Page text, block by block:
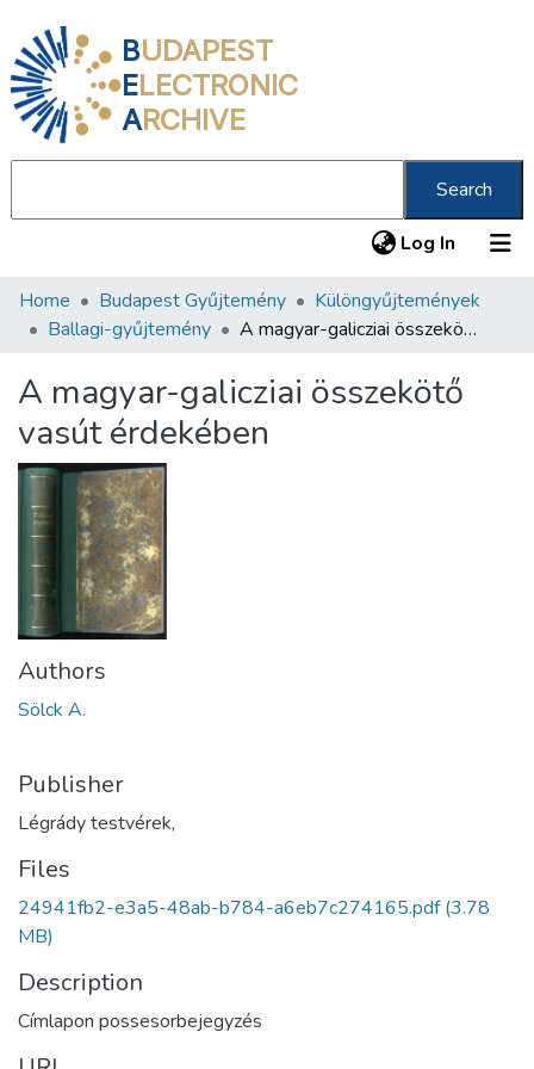
BUDAPEST
ELECTRONIC
ARCHIVE
Search
Log In (current)
Communities & Collections
Statistics
About us
Home Budapest Gyűjtemény
Különgyűjtemények
Ballagi-gyűjtemény
A magyar-galicziai összekötő vasút érdekében
A magyar-galicziai összekötő
vasút érdekében
Authors
Sölck A.
Publisher
Légrády testvérek,
Files
24941fb2-e3a5-48ab-b784-a6eb7c274165.pdf(3.78
MB)
Description
Címlapon possesorbejegyzés